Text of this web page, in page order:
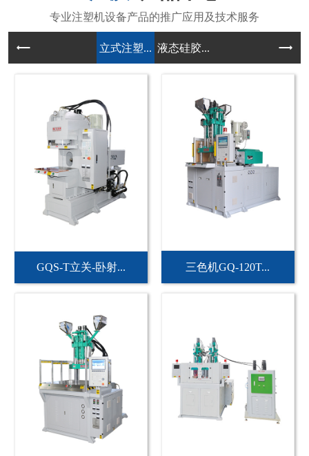
立式注塑... 液态硅胶...
GQS-T立关-卧射... 三色机GQ-120T...